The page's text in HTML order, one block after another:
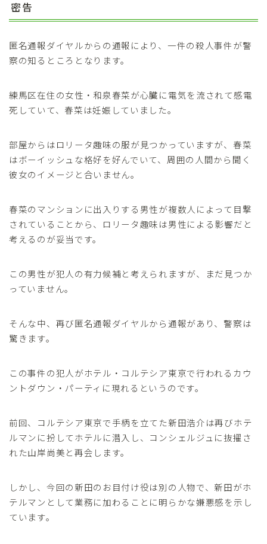
密告
匿名通報ダイヤルからの通報により、一件の殺人事件が警
察の知るところとなります。
練馬区在住の女性・和泉春菜が心臓に電気を流されて感電
死していて、春菜は妊娠していました。
部屋からはロリータ趣味の服が見つかっていますが、春菜
はボーイッシュな格好を好んでいて、周囲の人間から聞く
彼女のイメージと合いません。
春菜のマンションに出入りする男性が複数人によって目撃
されていることから、ロリータ趣味は男性による影響だと
考えるのが妥当です。
この男性が犯人の有力候補と考えられますが、まだ見つか
っていません。
そんな中、再び匿名通報ダイヤルから通報があり、警察は
驚きます。
この事件の犯人がホテル・コルテシア東京で行われるカウ
ントダウン・パーティに現れるというのです。
前回、コルテシア東京で手柄を立てた新田浩介は再びホテ
ルマンに扮してホテルに潜入し、コンシェルジュに抜擢さ
れた山岸尚美と再会します。
しかし、今回の新田のお目付け役は別の人物で、新田がホ
テルマンとして業務に加わることに明らかな嫌悪感を示し
ています。